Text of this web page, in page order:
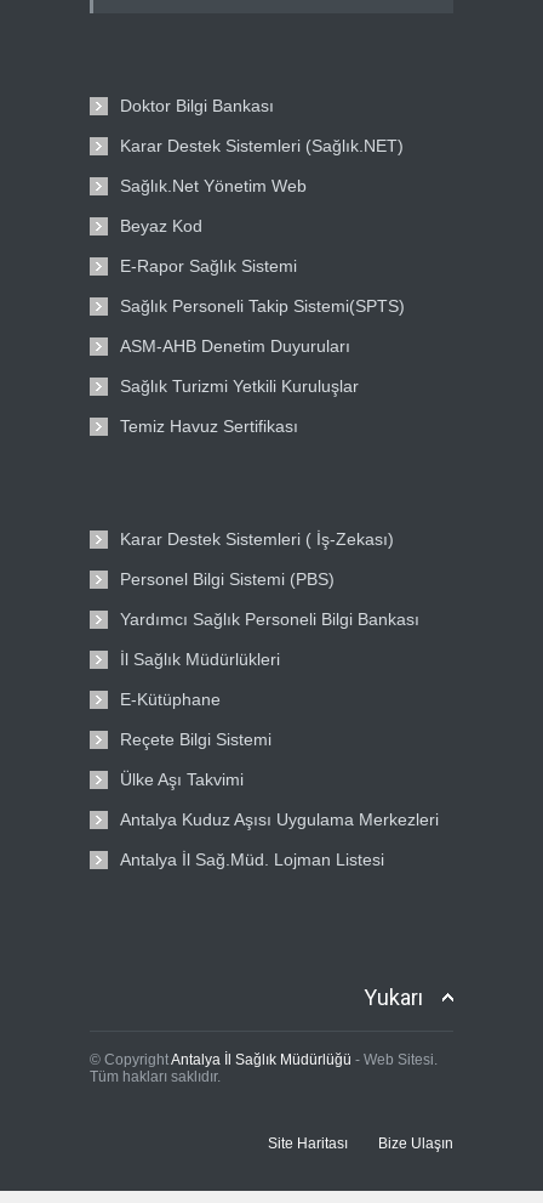
Doktor Bilgi Bankası
Karar Destek Sistemleri (Sağlık.NET)
Sağlık.Net Yönetim Web
Beyaz Kod
E-Rapor Sağlık Sistemi
Sağlık Personeli Takip Sistemi(SPTS)
ASM-AHB Denetim Duyuruları
Sağlık Turizmi Yetkili Kuruluşlar
Temiz Havuz Sertifikası
Karar Destek Sistemleri ( İş-Zekası)
Personel Bilgi Sistemi (PBS)
Yardımcı Sağlık Personeli Bilgi Bankası
İl Sağlık Müdürlükleri
E-Kütüphane
Reçete Bilgi Sistemi
Ülke Aşı Takvimi
Antalya Kuduz Aşısı Uygulama Merkezleri
Antalya İl Sağ.Müd. Lojman Listesi
Yukarı
© CopyrightAntalya İl Sağlık Müdürlüğü - Web Sitesi.
Tüm hakları saklıdır.
Site Haritası Bize Ulaşın